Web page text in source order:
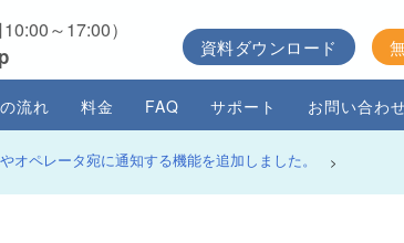
10:00～17:00）
資料ダウンロード
流れ 料金 FAQ サポート お問い合わ
ペレータ宛に通知する機能を追加しました。 >